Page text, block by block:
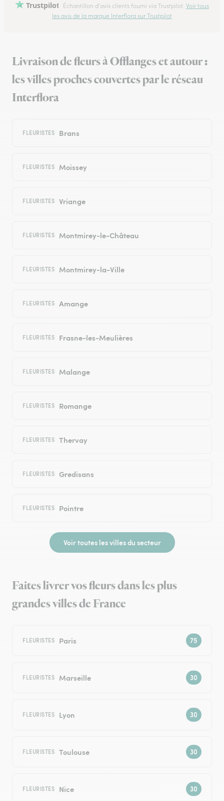
Trustpilot Échantillon d'avis clients fourni via Trustpilot. Voir tous
les avis de la marque Interflora sur Trustpilot
Livraison de fleurs à Offlanges et autour :
les villes proches couvertes par le réseau
Interflora
FLEURISTES Brans
FLEURISTES Moissey
FLEURISTES Vriange
FLEURISTES Montmirey-le-Château
FLEURISTES Montmirey-la-Ville
FLEURISTES Amange
FLEURISTES Frasne-les-Meulières
FLEURISTES Malange
FLEURISTES Romange
FLEURISTES Thervay
FLEURISTES Gredisans
FLEURISTES Pointre
Voir toutes les villes du secteur
Faites livrer vos fleurs dans les plus
grandes villes de France
FLEURISTES Paris
FLEURISTES Marseille
FLEURISTES Lyon
FLEURISTES Toulouse
FLEURISTES Nice